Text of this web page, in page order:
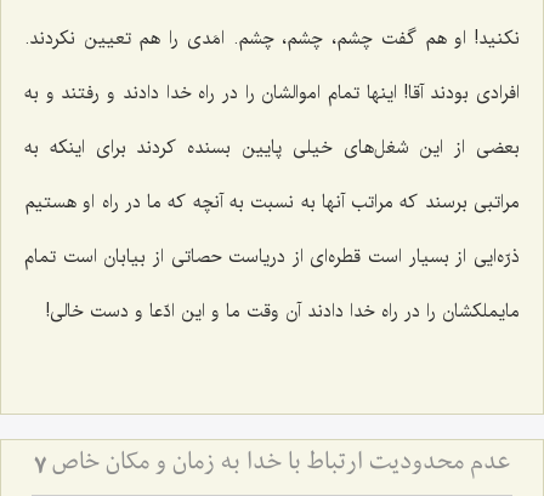
نکنید! او هم گفت چشم، چشم، چشم. امَدی را هم تعیین نکردند.
افرادی بودند آقا! اینها تمام اموالشان را در راه خدا دادند و رفتند و به
بعضی از این شغل‌های خیلی پایین بسنده کردند برای اینکه به
مراتبی برسند که مراتب آنها به نسبت به آنچه که ما در راه او هستیم
ذرّه‌ایی از بسیار است قطره‌ای از دریاست حصاتی از بیابان است تمام
مایملکشان را در راه خدا دادند آن وقت ما و این ادّعا و دست خالی!
عدم محدودیت ارتباط با خدا به زمان و مكان خاص 7